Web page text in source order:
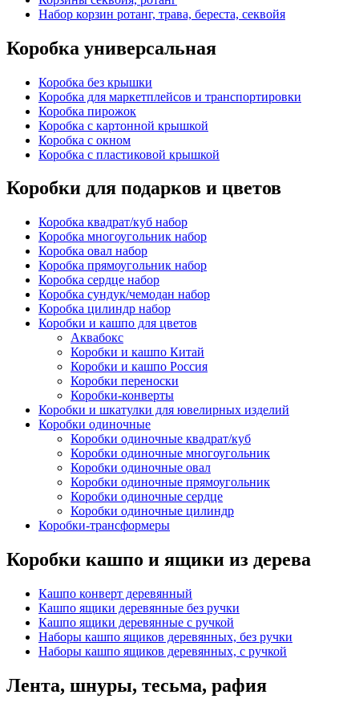
Набор корзин ротанг, трава, береста, секвойя
Коробка универсальная
Коробка без крышки
Коробка для маркетплейсов и транспортировки
Коробка пирожок
Коробка с картонной крышкой
Коробка с окном
Коробка с пластиковой крышкой
Коробки для подарков и цветов
Коробка квадрат/куб набор
Коробка многоугольник набор
Коробка овал набор
Коробка прямоугольник набор
Коробка сердце набор
Коробка сундук/чемодан набор
Коробка цилиндр набор
Коробки и кашпо для цветов
Аквабокс
Коробки и кашпо Китай
Коробки и кашпо Россия
Коробки переноски
Коробки-конверты
Коробки и шкатулки для ювелирных изделий
Коробки одиночные
Коробки одиночные квадрат/куб
Коробки одиночные многоугольник
Коробки одиночные овал
Коробки одиночные прямоугольник
Коробки одиночные сердце
Коробки одиночные цилиндр
Коробки-трансформеры
Коробки кашпо и ящики из дерева
Кашпо конверт деревянный
Кашпо ящики деревянные без ручки
Кашпо ящики деревянные с ручкой
Наборы кашпо ящиков деревянных, без ручки
Наборы кашпо ящиков деревянных, с ручкой
Лента, шнуры, тесьма, рафия